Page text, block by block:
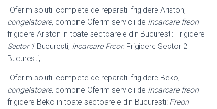
-Oferim solutii complete de reparatii frigidere Ariston,
congelatoare, combine Oferim servicii de incarcare freon
frigidere Ariston in toate sectoarele din Bucuresti: Frigidere
Sector 1 Bucuresti, Incarcare FreonFrigidere Sector 2
Bucuresti,
-Oferim solutii complete de reparatii frigidere Beko,
congelatoare, combine Oferim servicii de incarcare freon
frigidere Beko in toate sectoarele din Bucuresti: Freon